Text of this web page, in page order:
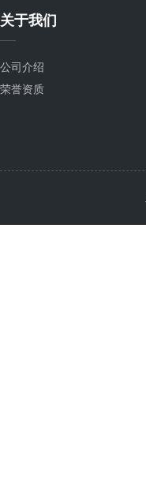
关于我们
公司介绍
荣誉资质